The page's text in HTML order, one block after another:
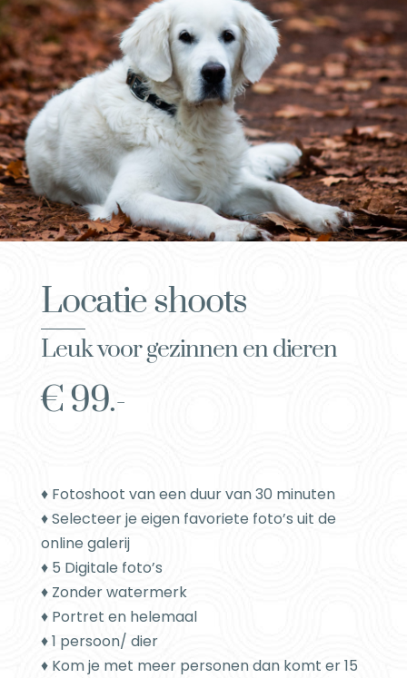
Locatie shoots
Leuk voor gezinnen en dieren
€ 99.-
♦ Fotoshoot van een duur van 30 minuten
♦ Selecteer je eigen favoriete foto’s uit de
online galerij
♦ 5 Digitale foto’s
♦ Zonder watermerk
♦ Portret en helemaal
♦ 1 persoon/ dier
♦ Kom je met meer personen dan komt er 15